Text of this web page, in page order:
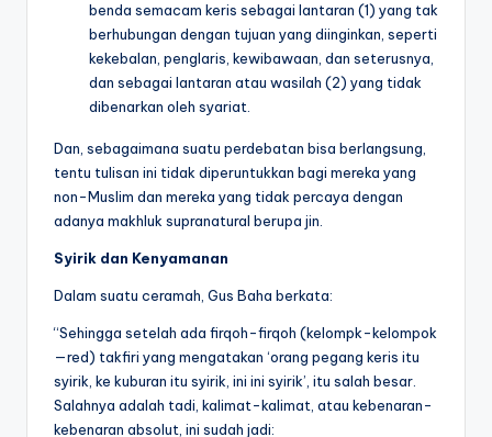
benda semacam keris sebagai lantaran (1) yang tak
berhubungan dengan tujuan yang diinginkan, seperti
kekebalan, penglaris, kewibawaan, dan seterusnya,
dan sebagai lantaran atau wasilah (2) yang tidak
dibenarkan oleh syariat.
Dan, sebagaimana suatu perdebatan bisa berlangsung,
tentu tulisan ini tidak diperuntukkan bagi mereka yang
non-Muslim dan mereka yang tidak percaya dengan
adanya makhluk supranatural berupa jin.
Syirik dan Kenyamanan
Dalam suatu ceramah, Gus Baha berkata:
“Sehingga setelah ada firqoh-firqoh (kelompk-kelompok
—red) takfiri yang mengatakan ‘orang pegang keris itu
syirik, ke kuburan itu syirik, ini ini syirik’, itu salah besar.
Salahnya adalah tadi, kalimat-kalimat, atau kebenaran-
kebenaran absolut, ini sudah jadi: